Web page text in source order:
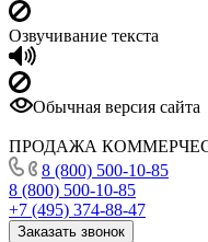
Озвучивание текста
Обычная версия сайта
ПРОДАЖА
8 (800) 500-10-85
8 (800) 500-10-85
+7 (495) 374-88-47
Заказать звонок